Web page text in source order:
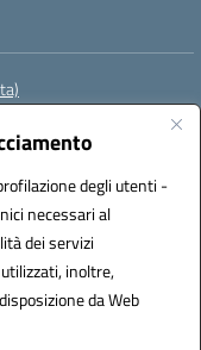
degli utenti -
necessari al
dei servizi
inoltre,
da Web
istsc_ceis014005